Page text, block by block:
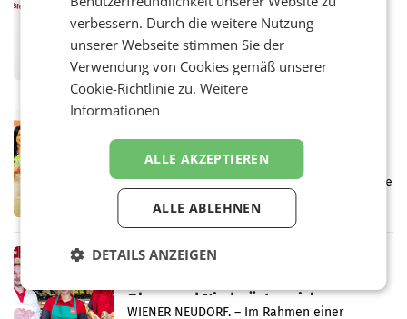
ProSiebenSat.1 spart und macht
überraschend viel Gewinn
UNTERFÖHRING/MAILAND/AMSTERDAM. Der
Fernsehkonzern ProSiebenSat.1 hat im
Frühjahr dank Kostensenkungen operativ
wieder Gewinn gemacht und die
RETAIL
Eine Bühne für Zirkularität: ARA und
Müller informieren am POS über
Kreislauffähigkeit
Über den gesamten August hinweg rücken die
Altstoff Recycling Austria AG (ARA) und der
Handelskonzern Müller die Initiative
„Kreislauf-Helden“ in allen österreichischen
Müller-Filialen
RETAIL
Ober- und Niederösterreich
WIENER NEUDORF. – Im Rahmen einer
verbessern. Durch die weitere Nutzung
unserer Webseite stimmen Sie der
Verwendung von Cookies gemäß unserer
Cookie-Richtlinie zu.Weitere
Informationen
ALLE AKZEPTIEREN
ALLE ABLEHNEN
DETAILS ANZEIGEN